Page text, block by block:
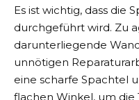
Es ist wichtig, dass die
durchgeführt wird. Zu
darunterliegende
unnötigen
eine scharfe Spachtel
flachen Winkel, um